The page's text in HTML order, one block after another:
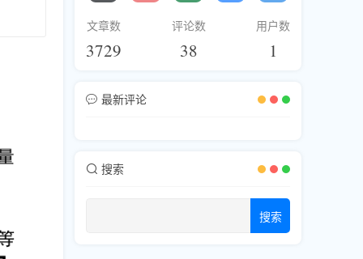
文章数
3729
评论数
38
用户数
1
最新评论
搜索
搜索